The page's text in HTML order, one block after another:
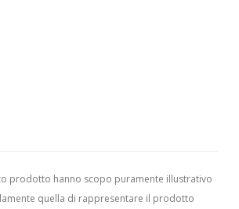
prodotto hanno scopo puramente illustrativo
quella di rappresentare il prodotto